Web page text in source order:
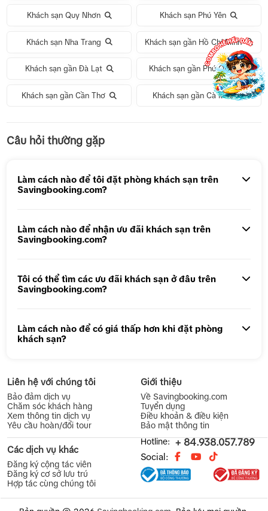
Khách sạn Quy Nhơn Khách sạn Phú Yên
Khách sạn Nha Trang Khách sạn gần Hồ Chí Minh
Khách sạn gần Đà Lạt Khách sạn gần Phú Quốc
Khách sạn gần Cần Thơ Khách sạn gần Cà Mau
Tour 5N4Đ Hà Nội – Bali – Hà Nội
Tour 1 Ngày Động Phong Nha
Câu hỏi thường gặp
Làm cách nào để tôi đặt phòng khách sạn trên
Savingbooking.com?
Làm cách nào để nhận ưu đãi khách sạn trên
Savingbooking.com?
Tôi có thể tìm các ưu đãi khách sạn ở đâu trên
Savingbooking.com?
Làm cách nào để có giá thấp hơn khi đặt phòng
khách sạn?
Liên hệ với chúng tôi
Bảo đảm dịch vụ
Chăm sóc khách hàng
Xem thông tin dịch vụ
Yêu cầu hoàn/đổi tour
Giới thiệu
Về Savingbooking.com
Tuyển dụng
Điều khoản & điều kiện
Bảo mật thông tin
Các dịch vụ khác
Đăng ký cộng tác viên
Đăng ký cơ sở lưu trú
Hợp tác cùng chúng tôi
Hotline: + 84.938.057.789
Social: